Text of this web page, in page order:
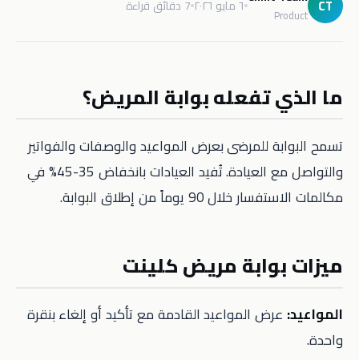
CT
Product ٦ مايو ٢٠٢٦ 7 دقائق قراءة
ما الذي تفعله بوابة المريض؟
تسمح البوابة للمرضى بعرض المواعيد والوصفات والفواتير
والتواصل مع العيادة. تُفيد العيادات بانخفاض 35-45% في
مكالمات الاستفسار خلال 90 يوماً من إطلاق البوابة.
ميزات بوابة مريض كلينت
المواعيد: عرض المواعيد القادمة مع تأكيد أو إلغاء بنقرة
واحدة.